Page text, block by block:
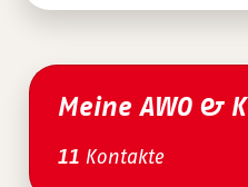
Meine AWO &
11 Kontakte